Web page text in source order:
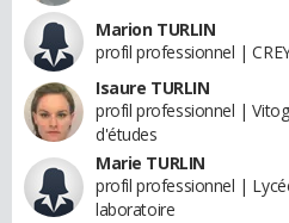
Marion TURLIN
profil professionnel |
Isaure TURLIN
profil professionnel |
d'études
Marie TURLIN
profil professionnel |
laboratoire